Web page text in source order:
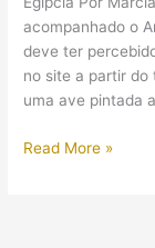
acompanhado o
deve ter
no site a partir do
uma ave pintada
O
Read More »